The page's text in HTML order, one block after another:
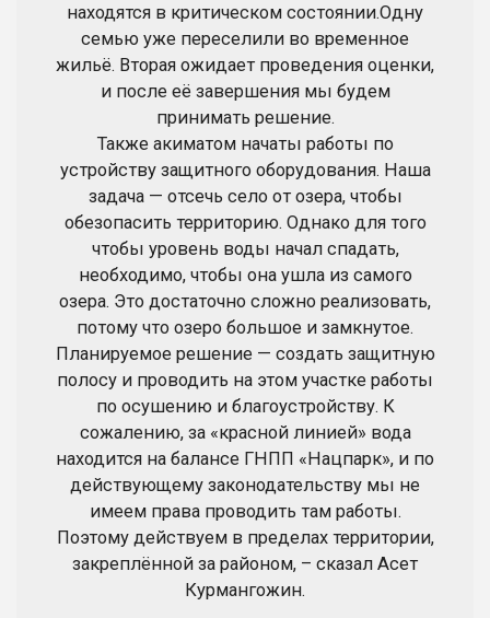
находятся в критическом состоянии.Одну
семью уже переселили во временное
жильё. Вторая ожидает проведения оценки,
и после её завершения мы будем
принимать решение.
Также акиматом начаты работы по
устройству защитного оборудования. Наша
задача — отсечь село от озера, чтобы
обезопасить территорию. Однако для того
чтобы уровень воды начал спадать,
необходимо, чтобы она ушла из самого
озера. Это достаточно сложно реализовать,
потому что озеро большое и замкнутое.
Планируемое решение — создать защитную
полосу и проводить на этом участке работы
по осушению и благоустройству. К
сожалению, за «красной линией» вода
находится на балансе ГНПП «Нацпарк», и по
действующему законодательству мы не
имеем права проводить там работы.
Поэтому действуем в пределах территории,
закреплённой за районом, – сказал Асет
Курмангожин.